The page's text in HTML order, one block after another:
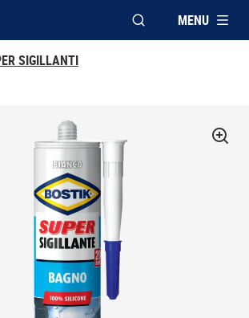
APRI FINESTRA
MENU
SIGILLANTI